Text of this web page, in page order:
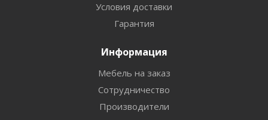
Условия доставки
Гарантия
Информация
Мебель на заказ
Сотрудничество
Производители